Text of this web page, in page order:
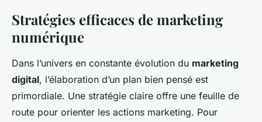
Stratégies efficaces de marketing
numérique
Dans l’univers en constante évolution du marketing
digital, l’élaboration d’un plan bien pensé est
primordiale. Une stratégie claire offre une feuille de
route pour orienter les actions marketing. Pour